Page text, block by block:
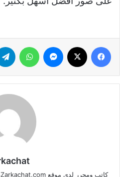
فيسبوك ماسنجر